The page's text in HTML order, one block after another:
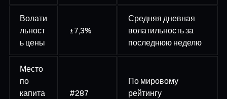
Волати
льност
ь цены
±7,3%
Средняя дневная
волатильность за
последнюю неделю
Место
по
капита
#287
По мировому
рейтингу